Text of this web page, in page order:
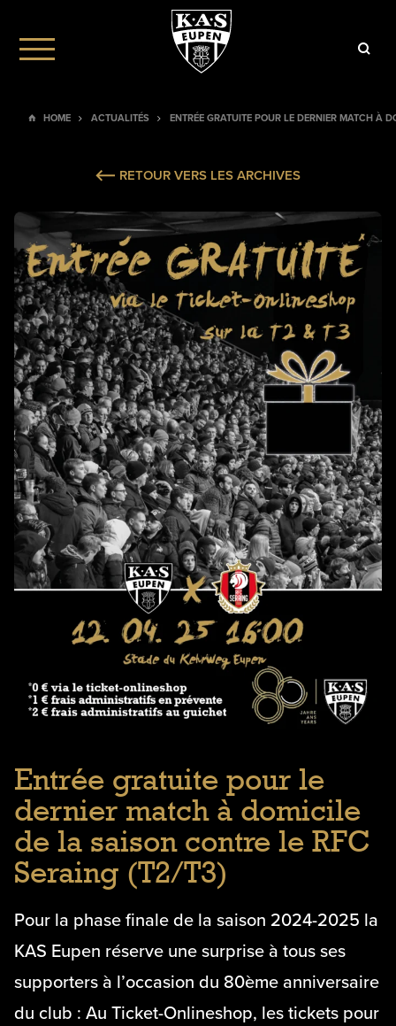
HOME ACTUALITÉS ENTRÉE GRATUITE POUR LE DERNIER MATCH À
RETOUR VERS LES ARCHIVES
Entrée gratuite pour le
dernier match à domicile
de la saison contre le RFC
Seraing (T2/T3)
Pour la phase finale de la saison 2024-2025 la
KAS Eupen réserve une surprise à tous ses
supporters à l’occasion du 80ème anniversaire
du club : Au Ticket-Onlineshop, les tickets pour